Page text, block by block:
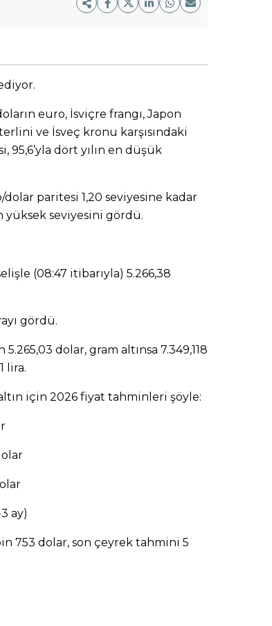
euro, İsviçre frangı, Japon
ve İsveç kronu karşısındaki
dört yılın en düşük
dolar paritesi 1,20 seviyesine kadar
yüksek seviyesini gördü.
(08:47 itibarıyla) 5.266,38
gördü.
dolar, gram altınsa 7.349,118
lira.
için 2026 fiyat tahminleri şöyle:
ay)
753 dolar, son çeyrek tahmini 5